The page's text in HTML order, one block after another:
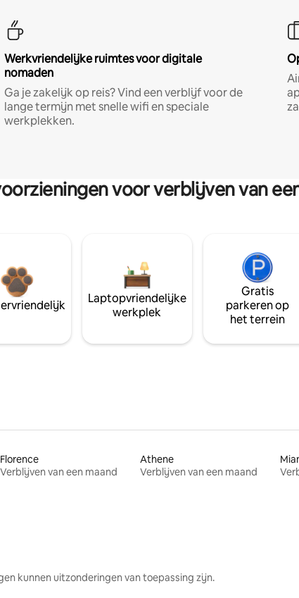
Werkvriendelijke ruimtes voor digitale
nomaden
Ga je zakelijk op reis? Vind een verblijf voor de
lange termijn met snelle wifi en speciale
werkplekken.
voor verblijven van
Laptopvriendelijke
werkplek
Gratis
parkeren op
het terrein
Florence
Verblijven van een maand
Athene
Verblijven van een maand
kunnen uitzonderingen van toepassing zijn.